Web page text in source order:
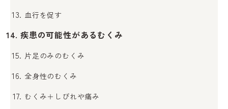
血行を促す
疾患の可能性があるむくみ
片足のみのむくみ
全身性のむくみ
むくみ＋しびれや痛み